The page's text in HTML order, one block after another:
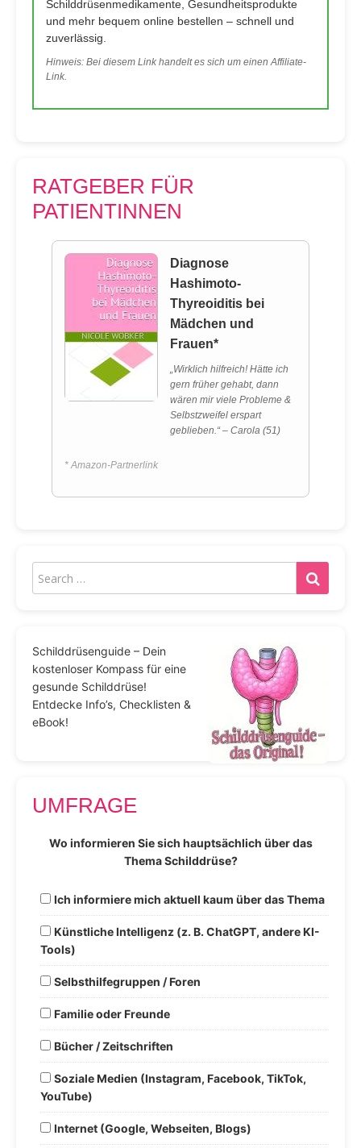
Schilddrüsenmedikamente, Gesundheitsprodukte
und mehr bequem online bestellen – schnell und
zuverlässig.
Hinweis: Bei diesem Link handelt es sich um einen Affiliate-
Link.
RATGEBER FÜR
PATIENTINNEN
Diagnose
Hashimoto-
Thyreoiditis bei
Mädchen und
Frauen*
„Wirklich hilfreich! Hätte ich
gern früher gehabt, dann
wären mir viele Probleme &
Selbstzweifel erspart
geblieben.“ – Carola (51)
* Amazon-Partnerlink
Schilddrüsenguide – Dein
kostenloser Kompass für eine
gesunde Schilddrüse!
Entdecke Info’s, Checklisten &
eBook!
UMFRAGE
Wo informieren Sie sich hauptsächlich über das
Thema Schilddrüse?
Ich informiere mich aktuell kaum über das Thema
Künstliche Intelligenz (z. B. ChatGPT, andere KI-
Tools)
Selbsthilfegruppen / Foren
Familie oder Freunde
Bücher / Zeitschriften
Soziale Medien (Instagram, Facebook, TikTok,
YouTube)
Internet (Google, Webseiten, Blogs)